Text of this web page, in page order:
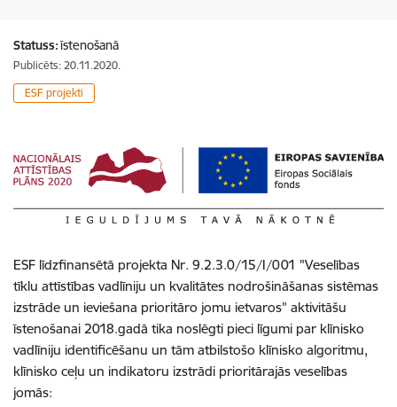
Statuss:īstenošanā
Publicēts: 20.11.2020.
ESF projekti
ESF līdzfinansētā projekta Nr. 9.2.3.0/15/I/001 "Veselības
tīklu attīstības vadlīniju un kvalitātes nodrošināšanas sistēmas
izstrāde un ieviešana prioritāro jomu ietvaros" aktivitāšu
īstenošanai 2018.gadā tika noslēgti pieci līgumi par klīnisko
vadlīniju identificēšanu un tām atbilstošo klīnisko algoritmu,
klīnisko ceļu un indikatoru izstrādi prioritārajās veselības
jomās: